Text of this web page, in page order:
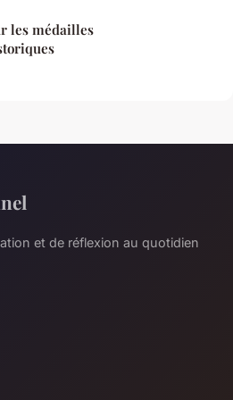
les médailles
et de réflexion au quotidien